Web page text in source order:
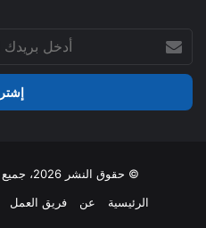
بريدك
الإلكتروني
© حقوق النشر 2026، جميع الحقوق محفوظة |
الرئيسية
عن فريق العمل